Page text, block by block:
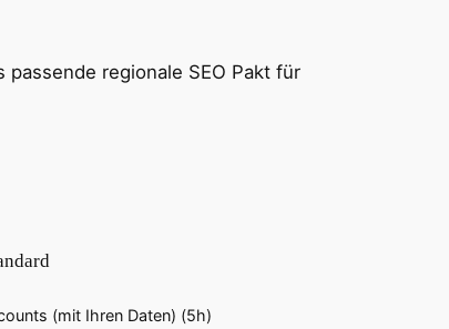
regionale SEO Pakt für
(mit Ihren Daten) (5h)